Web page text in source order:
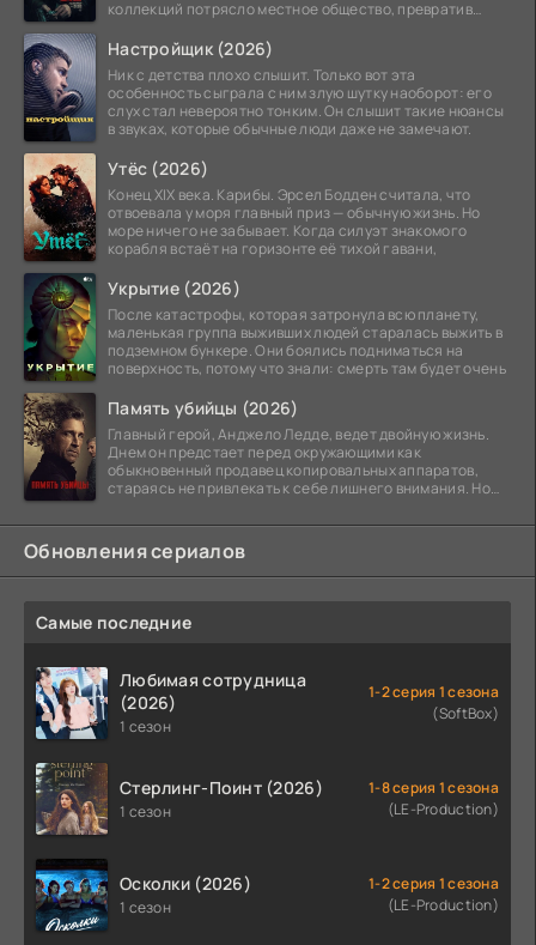
коллекций потрясло местное общество, превратив
Настройщик (2026)
Ник с детства плохо слышит. Только вот эта
особенность сыграла с ним злую шутку наоборот: его
слух стал невероятно тонким. Он слышит такие нюансы
в звуках, которые обычные люди даже не замечают.
Утёс (2026)
Конец XIX века. Карибы. Эрсел Бодден считала, что
отвоевала у моря главный приз — обычную жизнь. Но
море ничего не забывает. Когда силуэт знакомого
корабля встаёт на горизонте её тихой гавани,
Укрытие (2026)
После катастрофы, которая затронула всю планету,
маленькая группа выживших людей старалась выжить в
подземном бункере. Они боялись подниматься на
поверхность, потому что знали: смерть там будет очень
Память убийцы (2026)
Главный герой, Анджело Ледде, ведет двойную жизнь.
Днем он предстает перед окружающими как
обыкновенный продавец копировальных аппаратов,
стараясь не привлекать к себе лишнего внимания. Но
Обновления сериалов
Самые последние
Любимая сотрудница
(2026)
1 сезон
1-2 серия 1 сезона
(SoftBox)
Стерлинг-Поинт (2026)
1 сезон
1-8 серия 1 сезона
(LE-Production)
Осколки (2026)
1 сезон
1-2 серия 1 сезона
(LE-Production)